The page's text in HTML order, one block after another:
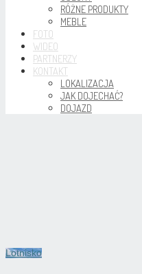
RÓŻNE PRODUKTY
MEBLE
FOTO
WIDEO
PARTNERZY
KONTAKT
LOKALIZACJA
JAK DOJECHAĆ?
DOJAZD
Lotnisko